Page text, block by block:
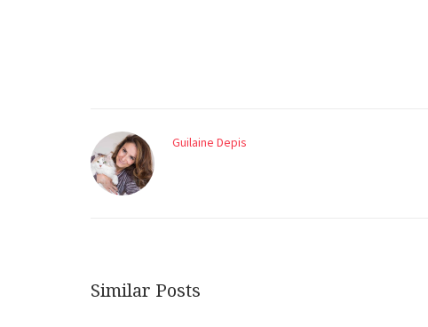
Guilaine Depis
Similar Posts